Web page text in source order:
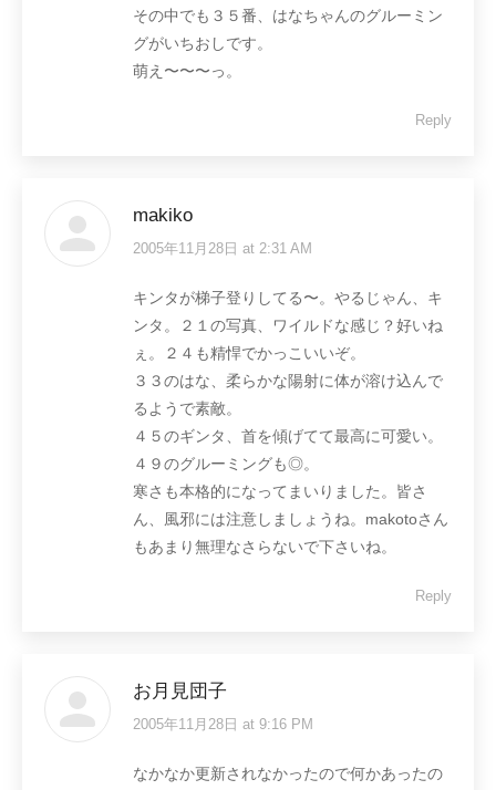
その中でも３５番、はなちゃんのグルーミン
グがいちおしです。
萌え〜〜〜っ。
Reply
makiko
says:
2005年11月28日 at 2:31 AM
キンタが梯子登りしてる〜。やるじゃん、キ
ンタ。２１の写真、ワイルドな感じ？好いね
ぇ。２４も精悍でかっこいいぞ。
３３のはな、柔らかな陽射に体が溶け込んで
るようで素敵。
４５のギンタ、首を傾げてて最高に可愛い。
４９のグルーミングも◎。
寒さも本格的になってまいりました。皆さ
ん、風邪には注意しましょうね。makotoさん
もあまり無理なさらないで下さいね。
Reply
お月見団子
says:
2005年11月28日 at 9:16 PM
なかなか更新されなかったので何かあったの